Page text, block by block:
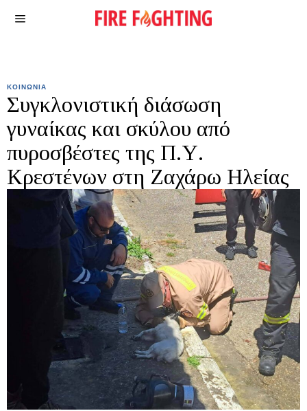
ΚΟΙΝΩΝΙΑ
Συγκλονιστική διάσωση
γυναίκας και σκύλου από
πυροσβέστες της Π.Υ.
Κρεστένων στη Ζαχάρω Ηλείας